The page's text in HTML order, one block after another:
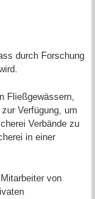
durch Forschung
Fließgewässern,
Verfügung, um
Verbände zu
in einer
von